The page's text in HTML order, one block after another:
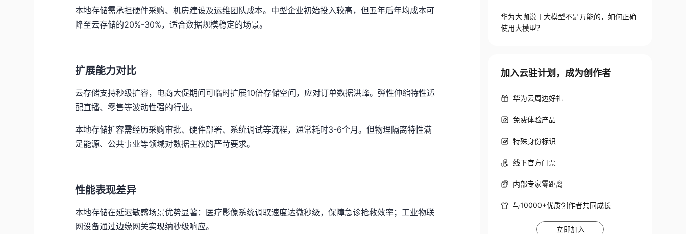
本地存储需承担硬件采购、机房建设及运维团队成本。中型企业初始投入较高，但五年后年均成本可
降至云存储的20%-30%，适合数据规模稳定的场景。
扩展能力对比
云存储支持秒级扩容，电商大促期间可临时扩展10倍存储空间，应对订单数据洪峰。弹性伸缩特性适
配直播、零售等波动性强的行业。
本地存储扩容需经历采购审批、硬件部署、系统调试等流程，通常耗时3-6个月。但物理隔离特性满
足能源、公共事业等领域对数据主权的严苛要求。
性能表现差异
本地存储在延迟敏感场景优势显著：医疗影像系统调取速度达微秒级，保障急诊抢救效率；工业物联
网设备通过边缘网关实现纳秒级响应。
华为大咖说丨大模型不是万能的，如何正确
使用大模型？
加入云驻计划，成为创作者
华为云周边好礼
免费体验产品
特殊身份标识
线下官方门票
内部专家零距离
与10000+优质创作者共同成长
立即加入